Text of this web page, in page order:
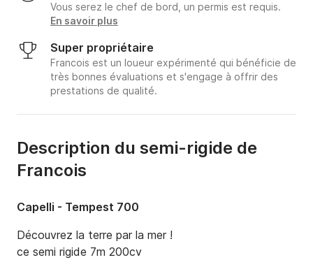
Vous serez le chef de bord, un permis est requis.
En savoir plus
Super propriétaire
Francois est un loueur expérimenté qui bénéficie de
très bonnes évaluations et s'engage à offrir des
prestations de qualité.
Description du semi-rigide de
Francois
Capelli - Tempest 700
Découvrez la terre par la mer !
ce semi rigide 7m 200cv